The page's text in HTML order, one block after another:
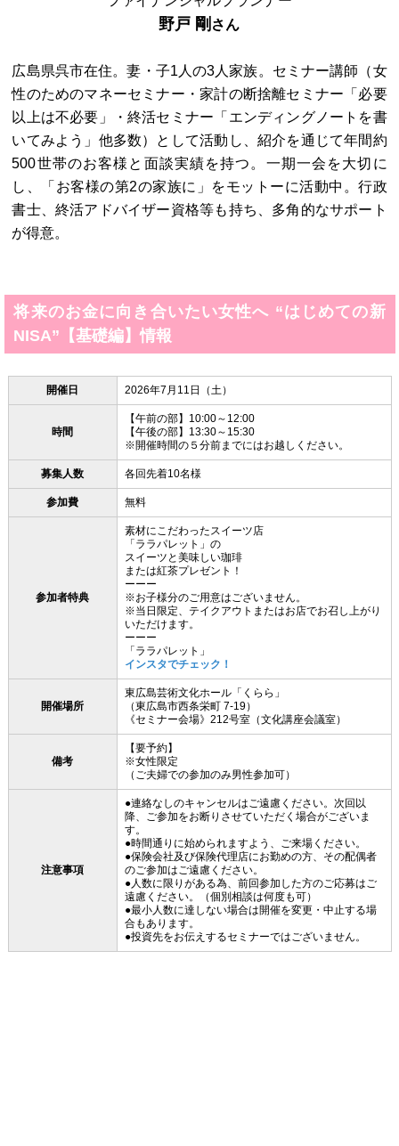
野戸 剛 さん
広島県呉市在住。妻・子1人の3人家族。セミナー講師（女
性のためのマネーセミナー・家計の断捨離セミナー「必要
以上は不必要」・終活セミナー「エンディングノートを書
いてみよう」他多数）として活動し、紹介を通じて年間約
500世帯のお客様と面談実績を持つ。一期一会を大切に
し、「お客様の第2の家族に」をモットーに活動中。行政
書士、終活アドバイザー資格等も持ち、多角的なサポート
が得意。
将来のお金に向き合いたい女性へ “はじめての新
NISA”【基礎編】情報
開催日 2026年7月11日（土）
時間
【午前の部】10:00～12:00
【午後の部】13:30～15:30
※開催時間の５分前までにはお越しください。
募集人数 各回先着10名様
参加費 無料
参加者特典
素材にこだわったスイーツ店
「ララパレット」の
スイーツと美味しい珈琲
または紅茶プレゼント！
ーーー
※お子様分のご用意はございません。
※当日限定、テイクアウトまたはお店でお召し上がり
いただけます。
ーーー
「ララパレット」
インスタでチェック！
開催場所
東広島芸術文化ホール「くらら」
（東広島市西条栄町 7-19）
《セミナー会場》212号室（文化講座会議室）
備考
【要予約】
※女性限定
（ご夫婦での参加のみ男性参加可）
注意事項
●連絡なしのキャンセルはご遠慮ください。次回以
降、ご参加をお断りさせていただく場合がございま
す。
●時間通りに始められますよう、ご来場ください。
●保険会社及び保険代理店にお勤めの方、その配偶者
のご参加はご遠慮ください。
●人数に限りがある為、前回参加した方のご応募はご
遠慮ください。（個別相談は何度も可）
●最小人数に達しない場合は開催を変更・中止する場
合もあります。
●投資先をお伝えするセミナーではございません。